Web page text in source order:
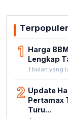
Terpopuler
1 Harga
Lengkap
1 bulan yang
2 Update
Pertamax
Turu...